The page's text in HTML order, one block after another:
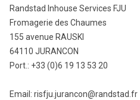
Randstad Inhouse Services FJU
Fromagerie des Chaumes
155 avenue RAUSKI
64110 JURANCON
Port.: +33 (0)6 19 13 53 20
Email: risfju.jurancon@randstad.fr